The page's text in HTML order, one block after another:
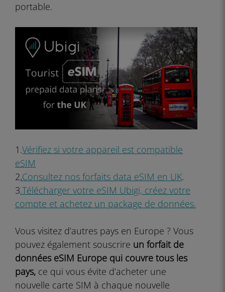
portable.
1.Vérifiez si votre appareil est compatible
eSIM
2.Consultez nos forfaits data eSIM en UK.
3.Télécharger votre eSIM Ubigi, créez votre
compte et achetez un package de données.
Vous visitez d’autres pays en Europe ? Vous
pouvez également souscrire un forfait de
données eSIM Europe qui couvre tous les
pays, ce qui vous évite d’acheter une
nouvelle carte SIM à chaque nouvelle